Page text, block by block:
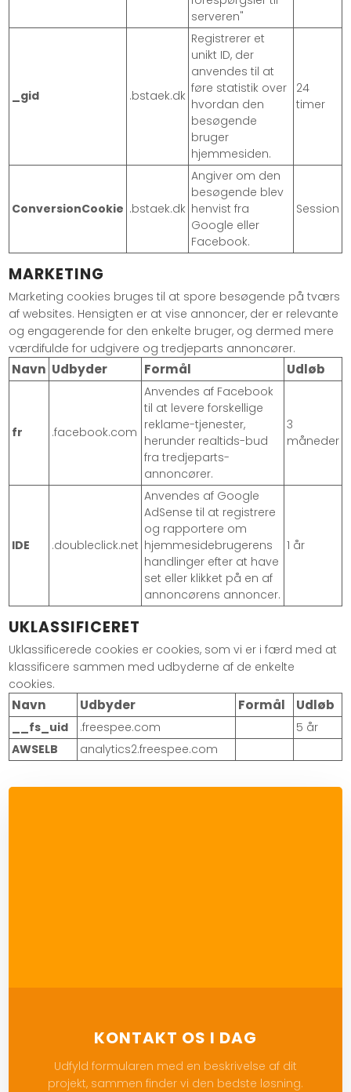
serveren"
_gid .bstaek.dk
Registrerer et
unikt ID, der
anvendes til at
føre statistik over
hvordan den
besøgende
bruger
hjemmesiden.
24
timer
ConversionCookie .bstaek.dk
Angiver om den
besøgende blev
henvist fra
Google eller
Facebook.
Session
MARKETING
Marketing cookies bruges til at spore besøgende på tværs
af websites. Hensigten er at vise annoncer, der er relevante
og engagerende for den enkelte bruger, og dermed mere
værdifulde for udgivere og tredjeparts annoncører.
Navn Udbyder Formål Udløb
fr .facebook.com
Anvendes af Facebook
til at levere forskellige
reklame-tjenester,
herunder realtids-bud
fra tredjeparts-
annoncører.
3
måneder
IDE .doubleclick.net
Anvendes af Google
AdSense til at registrere
og rapportere om
hjemmesidebrugerens
handlinger efter at have
set eller klikket på en af
annoncørens annoncer.
1 år
UKLASSIFICERET
Uklassificerede cookies er cookies, som vi er i færd med at
klassificere sammen med udbyderne af de enkelte
cookies.
Navn Udbyder Formål Udløb
__fs_uid .freespee.com
5 år
AWSELB
analytics2.freespee.com
KONTAKT OS I DAG
Udfyld formularen med en beskrivelse af dit
projekt, sammen finder vi den bedste løsning.